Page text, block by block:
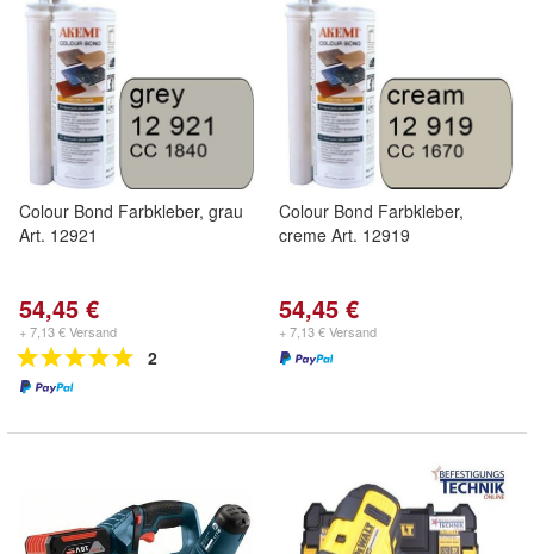
Colour Bond Farbkleber, grau
Art. 12921
54,45 €
+ 7,13 € Versand
2
Colour Bond Farbkleber,
creme Art. 12919
54,45 €
+ 7,13 € Versand